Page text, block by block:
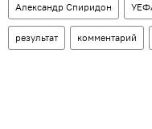
Александр Спиридон
результат комментарий